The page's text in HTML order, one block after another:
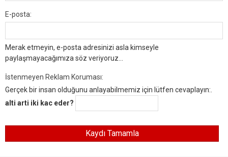
E-posta:
Merak etmeyin, e-posta adresinizi asla kimseyle
paylaşmayacağımıza söz veriyoruz...
İstenmeyen Reklam Koruması:
Gerçek bir insan olduğunu anlayabilmemiz için lütfen cevaplayın:.
alti arti iki kac eder?